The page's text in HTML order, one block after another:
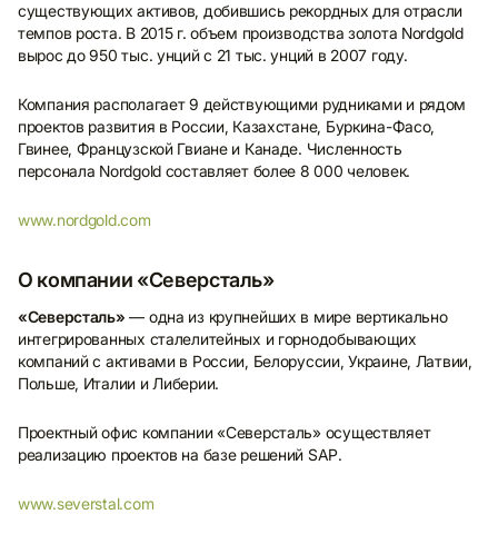
существующих активов, добившись рекордных для отрасли
темпов роста. В 2015 г. объем производства золота Nordgold
вырос до 950 тыс. унций с 21 тыс. унций в 2007 году.
Компания располагает 9 действующими рудниками и рядом
проектов развития в России, Казахстане, Буркина-Фасо,
Гвинее, Французской Гвиане и Канаде. Численность
персонала Nordgold составляет более 8 000 человек.
www.nordgold.com
О компании «Северсталь»
«Северсталь» — одна из крупнейших в мире вертикально
интегрированных сталелитейных и горнодобывающих
компаний c активами в России, Белоруссии, Украине, Латвии,
Польше, Италии и Либерии.
Проектный офис компании «Северсталь» осуществляет
реализацию проектов на базе решений SAP.
www.severstal.comПодпишитесь